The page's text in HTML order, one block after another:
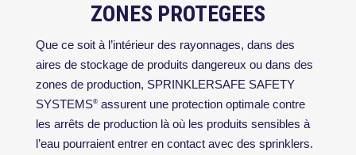
ZONES PROTEGEES
Que ce soit à l’intérieur des rayonnages, dans des
aires de stockage de produits dangereux ou dans des
zones de production, SPRINKLERSAFE SAFETY
SYSTEMS®assurent une protection optimale contre
les arrêts de production là où les produits sensibles à
l’eau pourraient entrer en contact avec des sprinklers.